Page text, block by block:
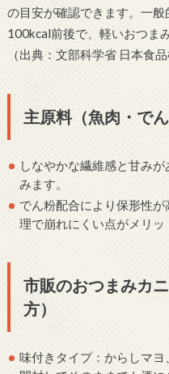
の目安が確認できます。一
100kcal前後で、軽いおつま
（出典：文部科学省 日本食
主原料（魚肉・で
しなやかな繊維感と甘み
みます。
でん粉配合により保形性
理で崩れにくい点がメリッ
市販のおつまみカ
方）
味付きタイプ：からしマヨ